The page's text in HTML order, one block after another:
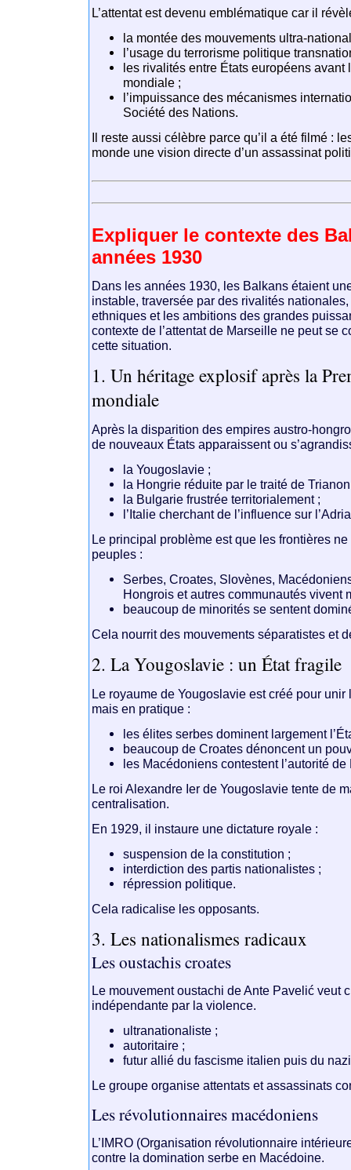
L’attentat est devenu emblématique car il
la montée des mouvements ultra-
l’usage du terrorisme politique
les rivalités entre États européens avant
mondiale ;
l’impuissance des mécanismes
Société des Nations.
Il reste aussi célèbre parce qu’il a été filmé :
monde une vision directe d’un assassinat
Expliquer le contexte des
années 1930
Dans les années 1930, les Balkans étaient
instable, traversée par des rivalités
ethniques et les ambitions des grandes
contexte de l’attentat de Marseille ne peut se
cette situation.
1. Un héritage explosif après la
mondiale
Après la disparition des empires austro-
de nouveaux États apparaissent ou
laYougoslavie ;
la Hongrie réduite par le traité de
la Bulgarie frustrée territorialement ;
l’Italie cherchant de l’influence sur
Le principal problème est que les frontières
peuples :
Serbes, Croates, Slovènes,
Hongrois et autres communautés vivent
beaucoup de minorités se sentent
Cela nourrit des mouvements séparatistes et
2. La Yougoslavie : un État fragile
Le royaume de Yougoslavie est créé pour
mais en pratique :
les élites serbes dominent largement
beaucoup de Croates dénoncent un
les Macédoniens contestent l’autorité
Le roiAlexandre Ier de Yougoslavie tente de
centralisation.
En 1929, il instaure une dictature royale :
suspension de la constitution ;
interdiction des partis nationalistes ;
répression politique.
Cela radicalise les opposants.
3. Les nationalismes radicaux
Les oustachis croates
Le mouvement oustachi deAnte Pavelić veut
indépendante par la violence.
ultranationaliste ;
autoritaire ;
futur allié du fascisme italien puis du
Le groupe organise attentats et assassinats
Les révolutionnaires macédoniens
L’IMRO (Organisation révolutionnaire
contre la domination serbe en Macédoine.